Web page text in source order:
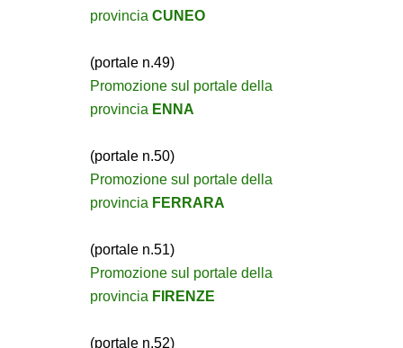
provincia CUNEO
(portale n.49)
Promozione sul portale della
provincia ENNA
(portale n.50)
Promozione sul portale della
provincia FERRARA
(portale n.51)
Promozione sul portale della
provincia FIRENZE
(portale n.52)